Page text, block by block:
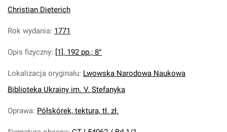
Christian Dieterich
Rok wydania: 1771
Opis fizyczny: [1], 192 pp.; 8°
Lokalizacja oryginału: Lwowska Narodowa Naukowa
Biblioteka Ukrainy im. V. Stefanyka
Oprawa: Półskórek, tektura, tł. zł.